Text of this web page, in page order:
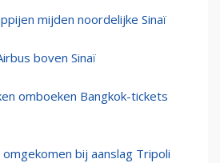
mijden noordelijke Sinaï
boven Sinaï
omboeken Bangkok-tickets
bij aanslag Tripoli